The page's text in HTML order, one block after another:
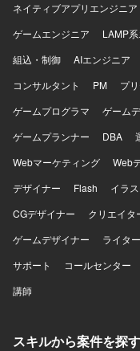
ネイティブアプリエンジニア
ゲームエンジニア
LAMP
組込・制御
AIエンジニア
コンサルタント
PM プ
ゲームプログラマ
ゲーム
ゲームプランナー
DBA
Webマーケティング
Web
デザイナー
Flash イラ
CGデザイナー
クリエイタ
ゲームデザイナー
ライター
サポート
コールセンター
講師
スキルから案件を探す